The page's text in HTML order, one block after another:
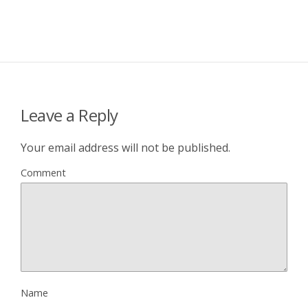
Leave a Reply
Your email address will not be published.
Comment
Name